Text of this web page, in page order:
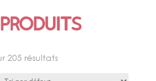
205 résultats